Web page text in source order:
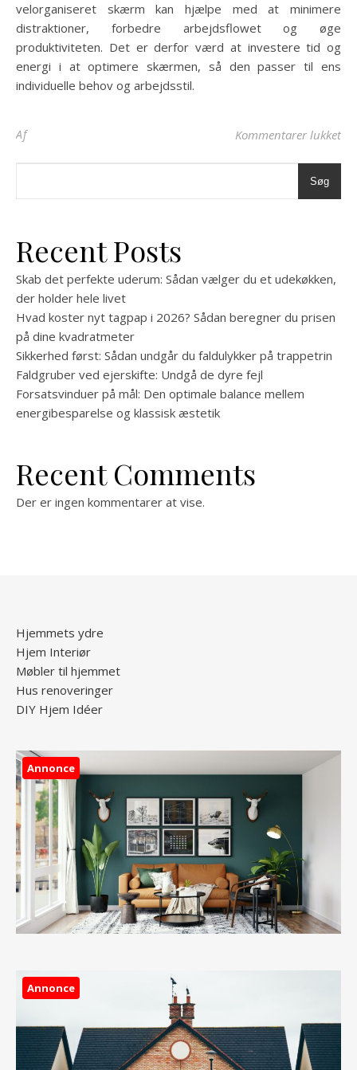
velorganiseret skærm kan hjælpe med at minimere
distraktioner, forbedre arbejdsflowet og øge
produktiviteten. Det er derfor værd at investere tid og
energi i at optimere skærmen, så den passer til ens
individuelle behov og arbejdsstil.
Af Kommentarer lukkettil
Søg
Recent Posts
Skab det perfekte uderum: Sådan vælger du et udekøkken,
der holder hele livet
Hvad koster nyt tagpap i 2026? Sådan beregner du prisen
på dine kvadratmeter
Sikkerhed først: Sådan undgår du faldulykker på trappetrin
Faldgruber ved ejerskifte: Undgå de dyre fejl
Forsatsvinduer på mål: Den optimale balance mellem
energibesparelse og klassisk æstetik
Recent Comments
Der er ingen kommentarer at vise.
Hjemmets ydre
Hjem Interiør
Møbler til hjemmet
Hus renoveringer
DIY Hjem Idéer
Annonce
Annonce